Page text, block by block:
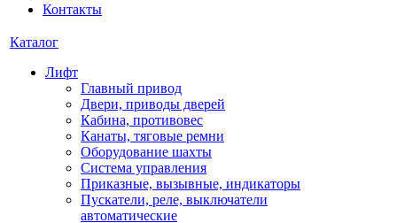
Контакты
Каталог
Лифт
Главный привод
Двери, приводы дверей
Кабина, противовес
Канаты, тяговые ремни
Оборудование шахты
Система управления
Приказные, вызывные, индикаторы
Пускатели, реле, выключатели
автоматические